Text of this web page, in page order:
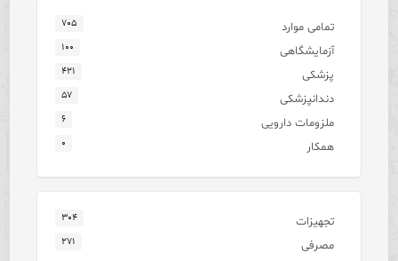
تمامی موارد ۷۰۵
آزمایشگاهی ۱۰۰
پزشکی ۴۲۱
دندانپزشکی ۵۷
ملزومات دارویی ۶
همکار ۰
تجهیزات ۳۰۴
مصرفی ۲۷۱